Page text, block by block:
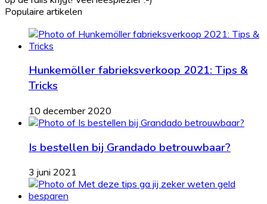
Populaire artikelen
Hunkemöller fabrieksverkoop 2021: Tips &
Tricks
10 december 2020
Is bestellen bij Grandado betrouwbaar?
3 juni 2021